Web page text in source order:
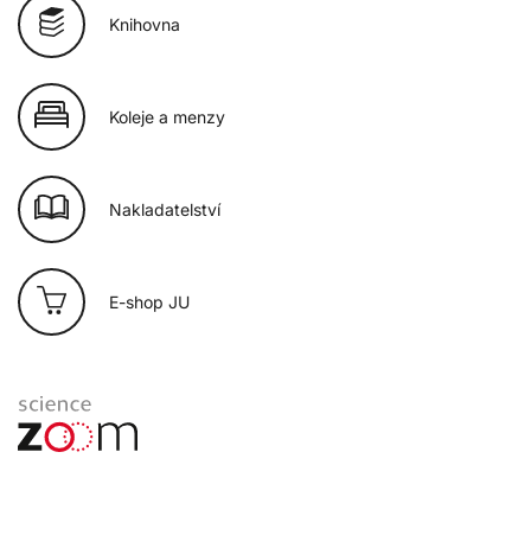
Knihovna
Koleje a menzy
Nakladatelství
E-shop JU